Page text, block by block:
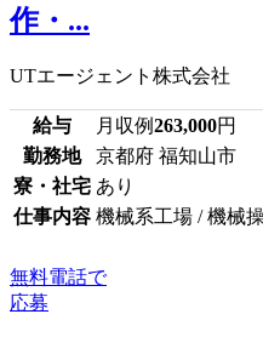
作・...
UTエージェント株式会社
給与 月収例263,000円
勤務地
京都府 福知山市
寮・社宅 あり
仕事内容 機械系工場 / 機械
無料電話で
応募